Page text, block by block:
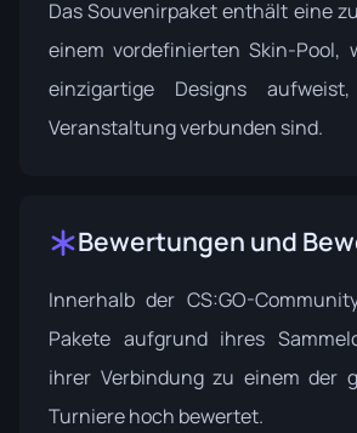
Das Souvenirpaket enthält eine
einem vordefinierten Skin-Pool,
einzigartige Designs
Veranstaltung verbunden sind.
Bewertungen und
Innerhalb der CS:GO-
Pakete aufgrund ihres
ihrer Verbindung zu einem der
Turniere hoch bewertet.